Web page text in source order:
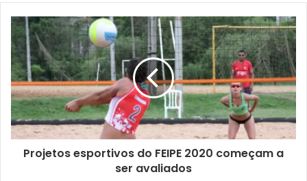
Foto: Arquivo
Os serviços contemplam a expansão da área do terminal,
reposicionamento de corredores, melhorias estruturais
diversas e aumento em 50% da capacidade de veículos
atual, que passará a ser de 12 ônibus, incorporando
plataformas para três automóveis articulados de grande
ordem de serviço, o prazo de execução será de 330 dias.
Projetos esportivos do FEIPE 2020 começam a
ser avaliados